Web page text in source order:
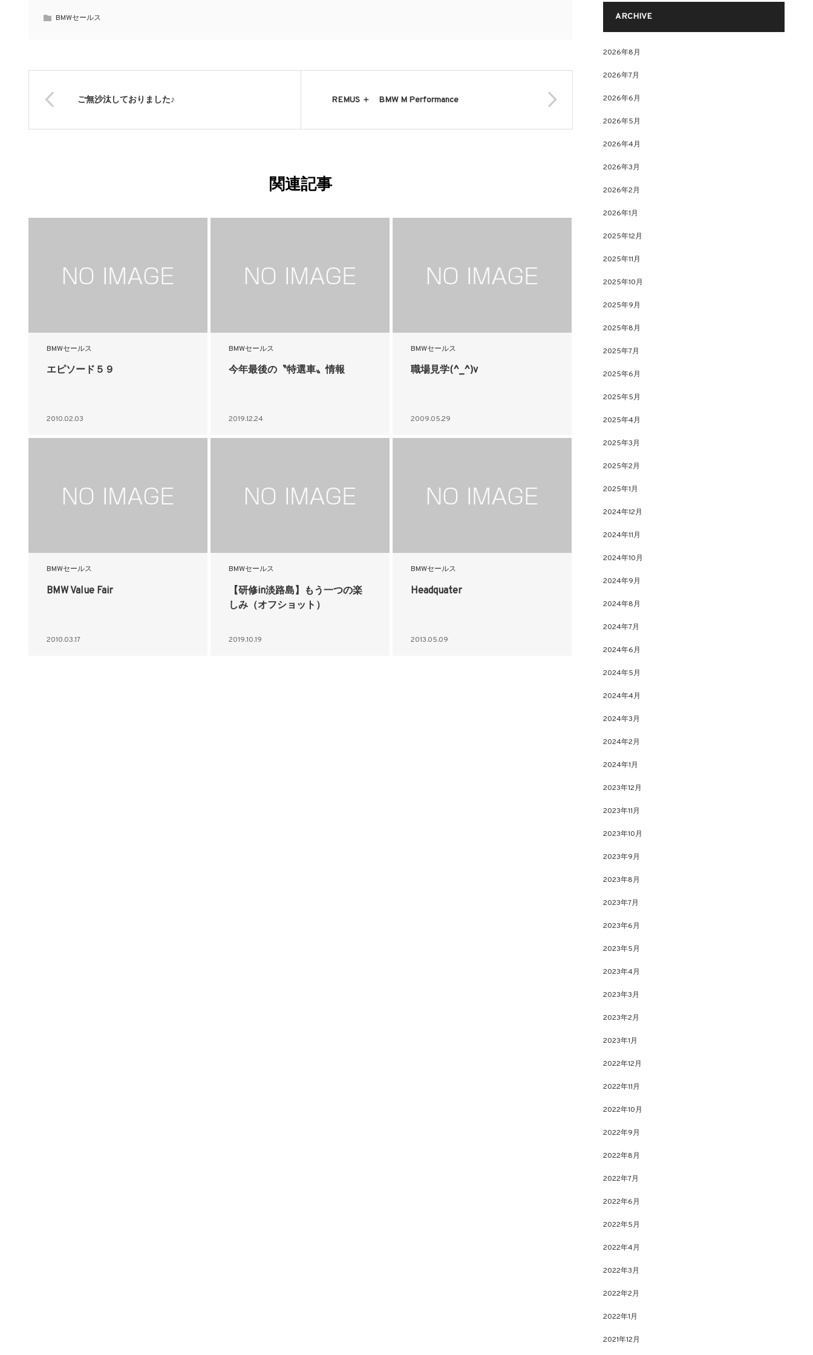
BMWセールス
ご無沙汰しておりました♪ REMUS ＋ BMW M Performance
関連記事
BMWセールス
エピソード５９
2010.02.03
BMWセールス
今年最後の〝特選車〟情報
2019.12.24
BMWセールス
職場見学(^_^)v
2009.05.29
BMWセールス
BMW Value Fair
2010.03.17
BMWセールス
【研修in淡路島】もう一つの楽
しみ（オフショット）
2019.10.19
BMWセールス
Headquater
2013.05.09
ARCHIVE
2026年8月
2026年7月
2026年6月
2026年5月
2026年4月
2026年3月
2026年2月
2026年1月
2025年12月
2025年11月
2025年10月
2025年9月
2025年8月
2025年7月
2025年6月
2025年5月
2025年4月
2025年3月
2025年2月
2025年1月
2024年12月
2024年11月
2024年10月
2024年9月
2024年8月
2024年7月
2024年6月
2024年5月
2024年4月
2024年3月
2024年2月
2024年1月
2023年12月
2023年11月
2023年10月
2023年9月
2023年8月
2023年7月
2023年6月
2023年5月
2023年4月
2023年3月
2023年2月
2023年1月
2022年12月
2022年11月
2022年10月
2022年9月
2022年8月
2022年7月
2022年6月
2022年5月
2022年4月
2022年3月
2022年2月
2022年1月
2021年12月